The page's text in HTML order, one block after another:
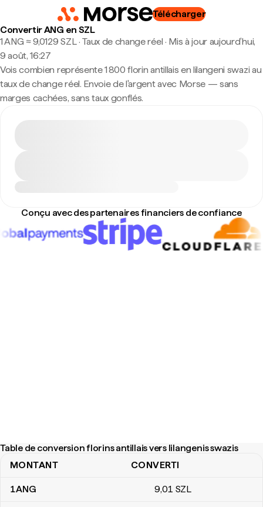
Télécharger
Convertir ANG en SZL
1 ANG ≈ 9,0129 SZL · Taux de change réel · Mis à jour aujourd’hui,
9 août, 16:27
Vois combien représente 1 800 florin antillais en lilangeni swazi au
taux de change réel. Envoie de l'argent avec Morse — sans
marges cachées, sans taux gonflés.
Conçu avec des partenaires financiers de confiance
Table de conversion florins antillais vers lilangenis swazis
Table de conversion florins antillais vers lilangenis swazis
MONTANT CONVERTI
1ANG 9,01 SZL